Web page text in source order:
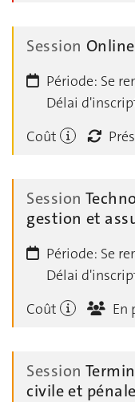
Session
Période: Se
Délai
Coût
Session
gestion et
Période: Se
Délai
Coût
En
Session
civile et pénale